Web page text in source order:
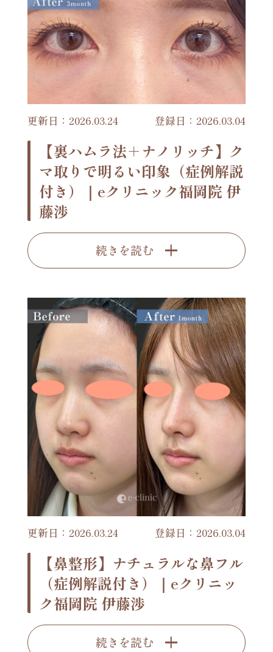
更新日：2026.03.24 登録日：2026.03.04
【裏ハムラ法＋ナノリッチ】ク
マ取りで明るい印象（症例解説
付き）｜eクリニック福岡院 伊
藤渉
続きを読む
更新日：2026.03.24 登録日：2026.03.04
【鼻整形】ナチュラルな鼻フル
（症例解説付き）｜eクリニッ
ク福岡院 伊藤渉
続きを読む